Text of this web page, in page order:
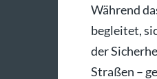
Während
begleitet,
der
Straßen –